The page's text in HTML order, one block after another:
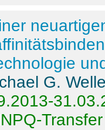
G.
Transfer